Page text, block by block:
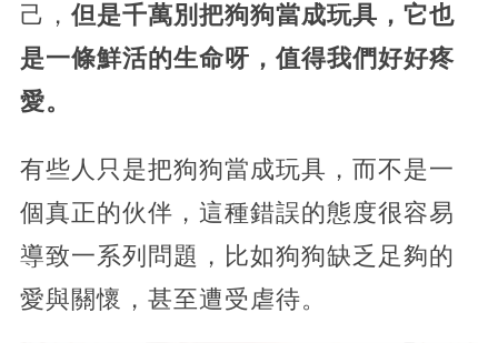
己， 但是千萬別把狗狗當成玩具，它也
是一條鮮活的生命呀，值得我們好好疼
愛。
有些人只是把狗狗當成玩具，而不是一
個真正的伙伴，這種錯誤的態度很容易
導致一系列問題，比如狗狗缺乏足夠的
愛與關懷，甚至遭受虐待。